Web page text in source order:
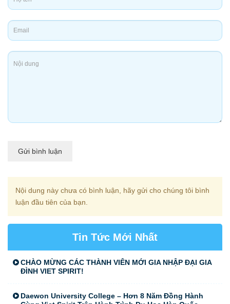
Gửi bình luận
Nội dung này chưa có bình luận, hãy gửi cho chúng tôi bình
luận đầu tiên của bạn.
Tin Tức Mới Nhất
CHÀO MỪNG CÁC THÀNH VIÊN MỚI GIA NHẬP ĐẠI GIA
ĐÌNH VIET SPIRIT!
Daewon University College – Hơn 8 Năm Đồng Hành